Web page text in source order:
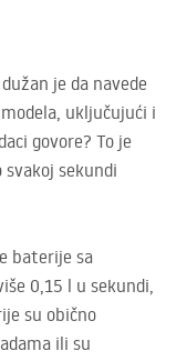
je da navede
uključujući i
govore? To je
sekundi
baterije sa
0,15 l u sekundi,
su obično
ili su